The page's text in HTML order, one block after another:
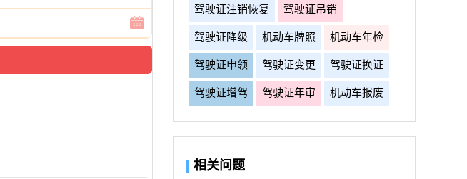
驾驶证注销恢复 驾驶证吊销
驾驶证降级 机动车牌照 机动车年检
驾驶证申领 驾驶证变更 驾驶证换证
驾驶证增驾 驾驶证年审 机动车报废
相关问题